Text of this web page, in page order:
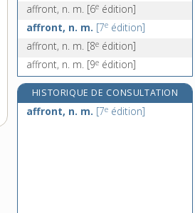
affront, n. m. [6e édition]
affront, n. m. [7e édition]
affront, n. m. [8e édition]
affront, n. m. [9e édition]
HISTORIQUE DE CONSULTATION
affront, n. m. [7e édition]